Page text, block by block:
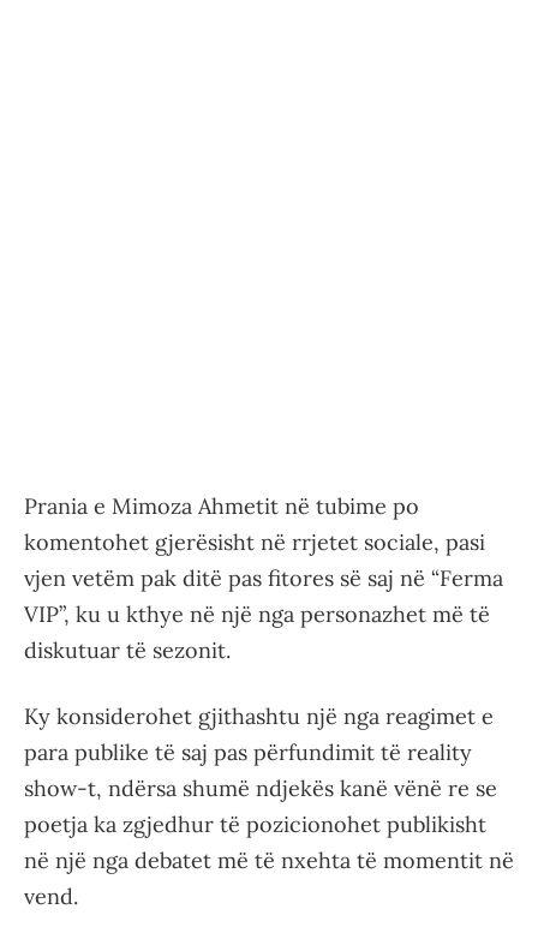
Prania e Mimoza Ahmetit në tubime po
komentohet gjerësisht në rrjetet sociale, pasi
vjen vetëm pak ditë pas fitores së saj në “Ferma
VIP”, ku u kthye në një nga personazhet më të
diskutuar të sezonit.
Ky konsiderohet gjithashtu një nga reagimet e
para publike të saj pas përfundimit të reality
show-t, ndërsa shumë ndjekës kanë vënë re se
poetja ka zgjedhur të pozicionohet publikisht
në një nga debatet më të nxehta të momentit në
vend.